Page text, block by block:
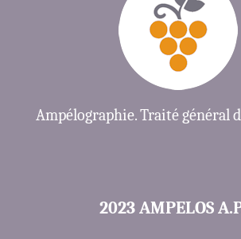
Ampélographie. Traité général
2023 AMPELOS